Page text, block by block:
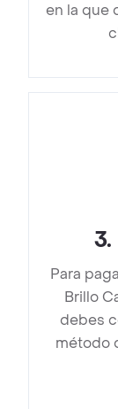
en la que
3.
Para
Brillo
debes
método